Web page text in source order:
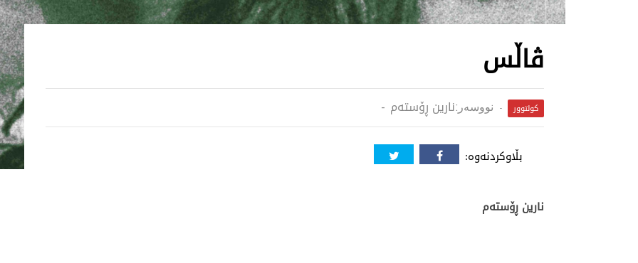
ڤاڵس
کولتوور نووسەر:نارین ڕۆستەم
بڵاوکردنەوە:
نارین ڕۆستەم